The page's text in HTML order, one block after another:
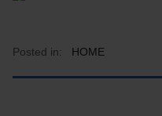
Posted in: HOME